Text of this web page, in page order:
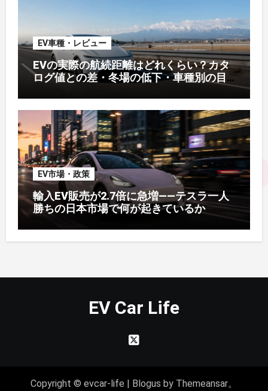
EV車種・レビュー
EVの実際の航続距離はどれくらい？カタ
ログ値との差・冬場の低下・車種別の目
EV市場・政策
輸入EV販売が2.7倍に急増——テスラ一人
勝ちの日本市場で何が起きているか
EV Car Life
Copyright © evcar-life Blogus by Themeansar。